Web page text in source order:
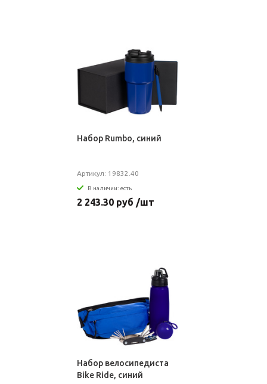
Набор Rumbo, синий
Артикул: 19832.40
В наличии: есть
2 243.30 руб /шт
Набор велосипедиста
Bike Ride, синий